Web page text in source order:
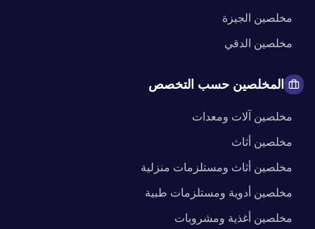
مخلصين الجيزة
مخلصين الدقي
المخلصين حسب التخصص
مخلصين آلات ومعدات
مخلصين أثاث
مخلصين أثاث ومستلزمات منزلية
مخلصين أدوية ومستلزمات طبية
مخلصين أغذية ومشروبات